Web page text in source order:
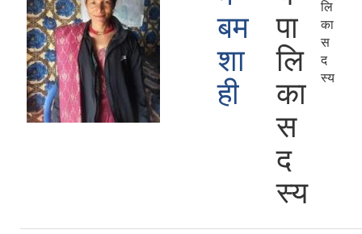
बम
शा
ही
पा
लि
का
स
द
स्य
लि
का
स
द
स्य